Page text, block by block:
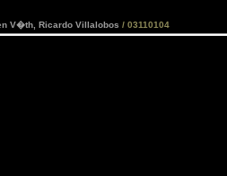
V�th, Ricardo Villalobos / 03110104